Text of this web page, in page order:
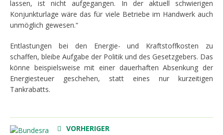
lassen, ist nicht aufgegangen. In der aktuell schwierigen
Konjunkturlage wäre das für viele Betriebe im Handwerk auch
unmöglich gewesen.“
Entlastungen bei den Energie- und Kraftstoffkosten zu
schaffen, bleibe Aufgabe der Politik und des Gesetzgebers. Das
könne beispielsweise mit einer dauerhaften Absenkung der
Energiesteuer geschehen, statt eines nur kurzeitigen
Tankrabatts.
VORHERIGER